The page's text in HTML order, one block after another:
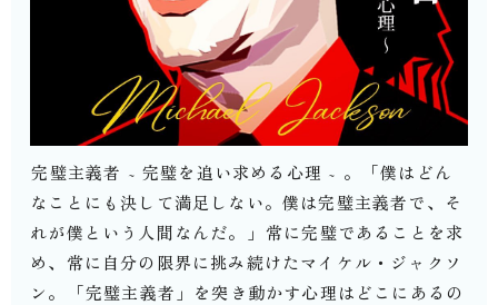
⁡完璧主義者 ~ 完璧を追い求める心理 ~ 。⁡「僕はどん
なことにも決して満足しない。僕は完璧主義者で、そ
れが僕という人間なんだ。」⁡常に完璧であることを求
め、常に自分の限界に挑み続けたマイケル・ジャクソ
ン。⁡「完璧主義者」を突き動かす心理はどこにあるの